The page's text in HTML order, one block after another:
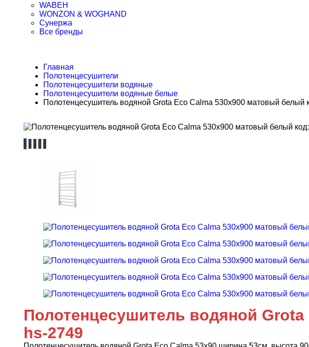
WABEH
WONZON & WOGHAND
Сунержа
Все бренды
Главная
Полотенцесушители
Полотенцесушители водяные
Полотенцесушители водяные белые
Полотенцесушитель водяной Grota Eco Calma 530х900 матовый белый
Полотенцесушитель водяной
hs-2749